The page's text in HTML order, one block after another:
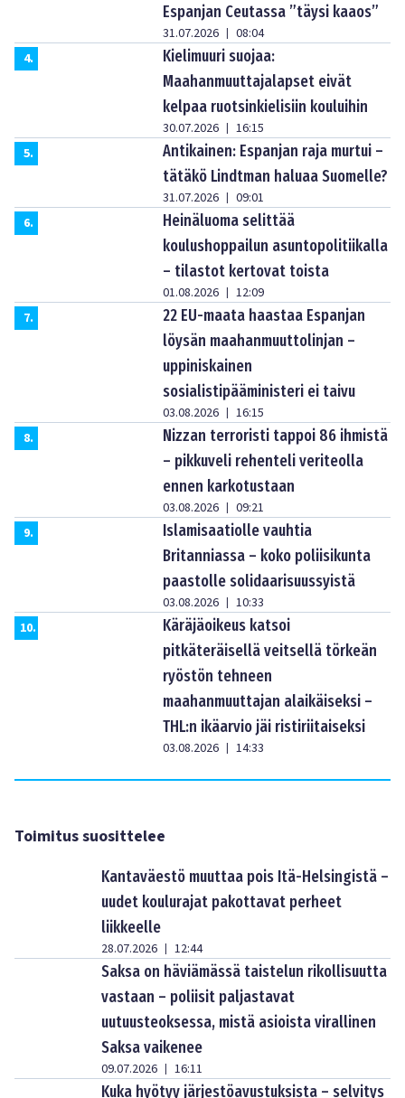
Espanjan Ceutassa ”täysi kaaos”
31.07.2026 | 08:04
4.
Kielimuuri suojaa:
Maahanmuuttajalapset eivät
kelpaa ruotsinkielisiin kouluihin
30.07.2026 | 16:15
5.
Antikainen: Espanjan raja murtui –
tätäkö Lindtman haluaa Suomelle?
31.07.2026 | 09:01
6.
Heinäluoma selittää
koulushoppailun asuntopolitiikalla
– tilastot kertovat toista
01.08.2026 | 12:09
7.
22 EU-maata haastaa Espanjan
löysän maahanmuuttolinjan –
uppiniskainen
sosialistipääministeri ei taivu
03.08.2026 | 16:15
8.
Nizzan terroristi tappoi 86 ihmistä
– pikkuveli rehenteli veriteolla
ennen karkotustaan
03.08.2026 | 09:21
9.
Islamisaatiolle vauhtia
Britanniassa – koko poliisikunta
paastolle solidaarisuussyistä
03.08.2026 | 10:33
10.
Käräjäoikeus katsoi
pitkäteräisellä veitsellä törkeän
ryöstön tehneen
maahanmuuttajan alaikäiseksi –
THL:n ikäarvio jäi ristiriitaiseksi
03.08.2026 | 14:33
Toimitus suosittelee
Kantaväestö muuttaa pois Itä-Helsingistä –
uudet koulurajat pakottavat perheet
liikkeelle
28.07.2026 | 12:44
Saksa on häviämässä taistelun rikollisuutta
vastaan – poliisit paljastavat
uutuusteoksessa, mistä asioista virallinen
Saksa vaikenee
09.07.2026 | 16:11
Kuka hyötyy järjestöavustuksista – selvitys